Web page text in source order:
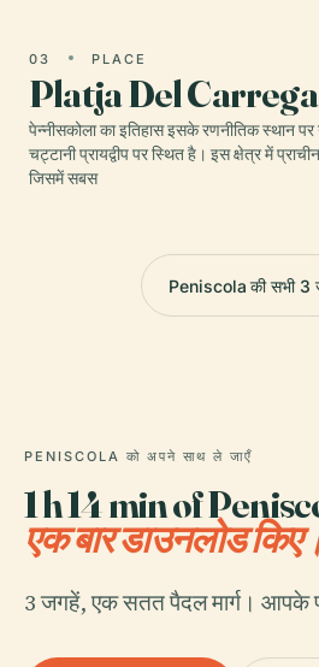
03 PLACE
Platja Del
पेन्नीसकोला का इतिहास इसके रणनीतिक स्थान पर
चट्टानी प्रायद्वीप पर स्थित है। इस क्षेत्र में
जिसमें सबस
Peniscola की सभी 3
PENISCOLA को अपने साथ ले जाएँ
1 h 14 min of
एक बार डाउनलोड
3 जगहें, एक सतत पैदल मार्ग। आपके